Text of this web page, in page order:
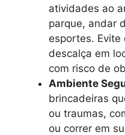
atividades ao
parque, andar
esportes. Evite
descalça em
com risco de
Ambiente
brincadeiras
ou traumas,
ou correr em